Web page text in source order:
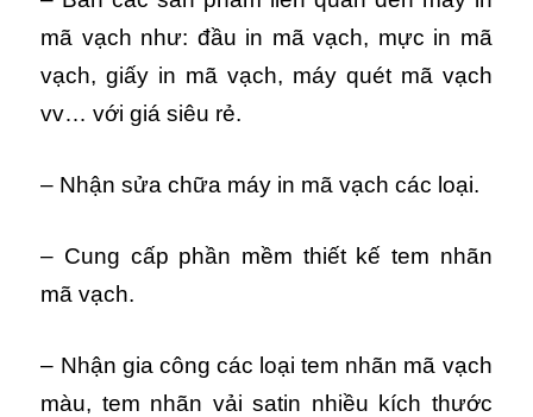
mã vạch như: đầu in mã vạch, mực in mã
vạch, giấy in mã vạch, máy quét mã vạch
vv… với giá siêu rẻ.
– Nhận sửa chữa máy in mã vạch các loại.
– Cung cấp phần mềm thiết kế tem nhãn
mã vạch.
– Nhận gia công các loại tem nhãn mã vạch
màu, tem nhãn vải satin nhiều kích thước